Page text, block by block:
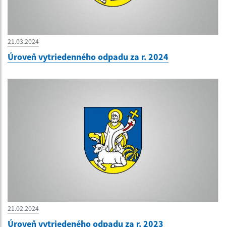
21.03.2024
Úroveň vytriedenného odpadu za r. 2024
21.02.2024
Úroveň vytriedeného odpadu za r. 2023